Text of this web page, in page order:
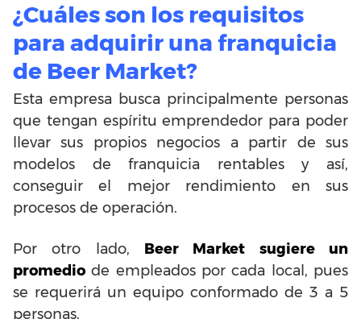
¿Cuáles son los requisitos
para adquirir una franquicia
de Beer Market?
Esta empresa busca principalmente personas
que tengan espíritu emprendedor para poder
llevar sus propios negocios a partir de sus
modelos de franquicia rentables y así,
conseguir el mejor rendimiento en sus
procesos de operación.
Por otro lado, Beer Market sugiere un
promedio de empleados por cada local, pues
se requerirá un equipo conformado de 3 a 5
personas.